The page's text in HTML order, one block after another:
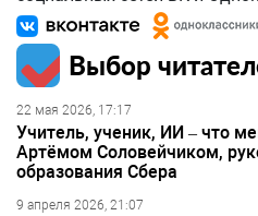
Выбор
22 мая 2026, 17:17
Учитель, ученик, ИИ – что
Артёмом Соловейчиком,
образования Сбера
9 апреля 2026, 21:07